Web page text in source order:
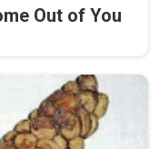
Out of You